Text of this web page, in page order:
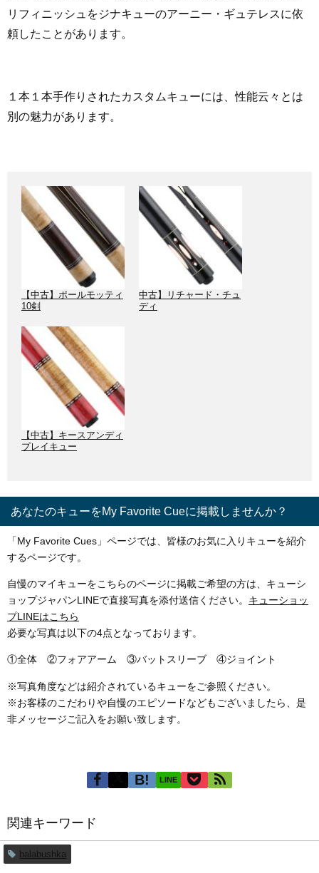
リフィニッシュをジナキューのアーニー・ギュテレスに依
頼したことがあります。
１本１本手作りされたカスタムキューには、性能云々とは
別の魅力があります。
【中古】ポールモッティ
10剣
中古】リチャード・チュ
ディ
【中古】キースアンディ
プレイキュー
あなたのキューをMy Favorite Cueに掲載しませんか？
「My Favorite Cues」ページでは、皆様のお気に入りキューを紹介
するページです。
自慢のマイキューをこちらのページに掲載ご希望の方は、キューシ
ョップジャパンLINEで直接写真を添付送信ください。 キューショッ
プLINEはこちら
必要な写真は以下の4点となっております。
①全体 ②フォアアーム ③バットスリーブ ④ジョイント
※写真角度などは紹介されているキューをご参照ください。
※お客様のこだわりや自慢のエピソードなどもございましたら、是
非メッセージご記入をお願い致します。
LINE
関連キーワード
balabushka